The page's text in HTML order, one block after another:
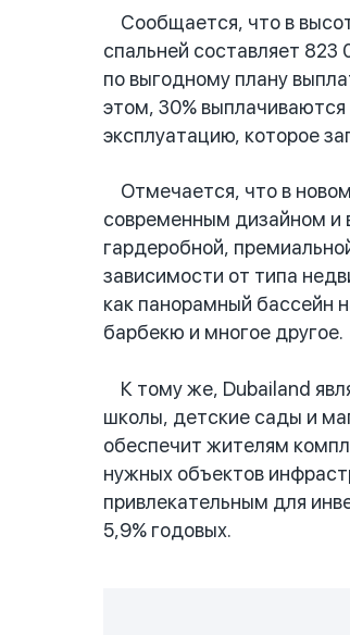
Сообщается, что в
спальней составляет
по выгодному плану
этом, 30% выплачиваются
эксплуатацию, которое
Отмечается, что в
современным дизайном и
гардеробной,
зависимости от типа
как панорамный бассейн
барбекю и многое другое.
К тому же, Dubailand
школы, детские сады и
обеспечит жителям
нужных объектов
привлекательным для
5,9% годовых.